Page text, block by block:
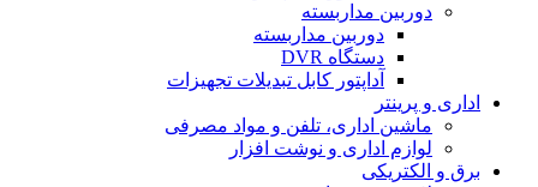
دوربین مداربسته
دوربین مداربسته
دستگاه DVR
آداپتور کابل تبدیلات تجهیزات
اداری و پرینتر
ماشین اداری، تلفن و مواد مصرفی
لوازم اداری و نوشت افزار
برق و الکتریکی